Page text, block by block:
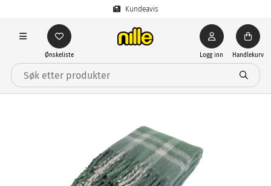
Kundeavis
Ønskeliste Logg inn Handlekurv